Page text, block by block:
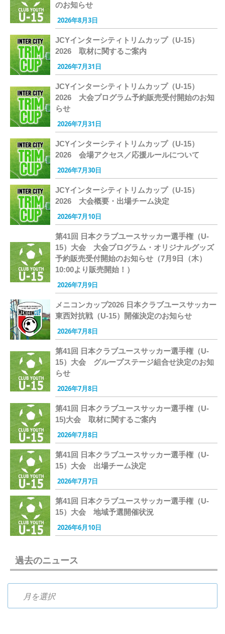
のお知らせ
2026年8月3日
JCYインターシティトリムカップ（U-15）
2026 取材に関するご案内
2026年7月31日
JCYインターシティトリムカップ（U-15）
2026 大会プログラム予約販売受付開始のお知
らせ
2026年7月31日
JCYインターシティトリムカップ（U-15）
2026 会場アクセス／応援ルールについて
2026年7月30日
JCYインターシティトリムカップ（U-15）
2026 大会概要・出場チーム決定
2026年7月10日
第41回 日本クラブユースサッカー選手権（U-
15）大会 大会プログラム・オリジナルグッズ
予約販売受付開始のお知らせ（7月9日（木）
10:00より販売開始！）
2026年7月9日
メニコンカップ2026 日本クラブユースサッカー
東西対抗戦（U-15）開催決定のお知らせ
2026年7月8日
第41回 日本クラブユースサッカー選手権（U-
15）大会 グループステージ組合せ決定のお知
らせ
2026年7月8日
第41回 日本クラブユースサッカー選手権（U-
15)大会 取材に関するご案内
2026年7月8日
第41回 日本クラブユースサッカー選手権（U-
15）大会 出場チーム決定
2026年7月7日
第41回 日本クラブユースサッカー選手権（U-
15）大会 地域予選開催状況
2026年6月10日
過去のニュース